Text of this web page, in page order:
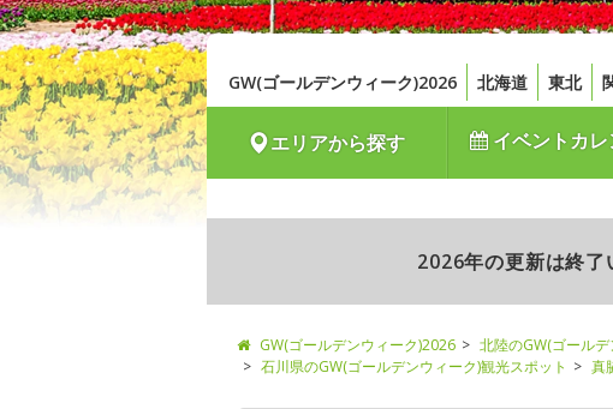
GW(ゴールデンウィーク)2026 北海道 東北
エリアから探す イベントカレ
2026年の更新は終了
GW(ゴールデンウィーク)2026 北陸のGW(ゴール
石川県のGW(ゴールデンウィーク)観光スポット
真